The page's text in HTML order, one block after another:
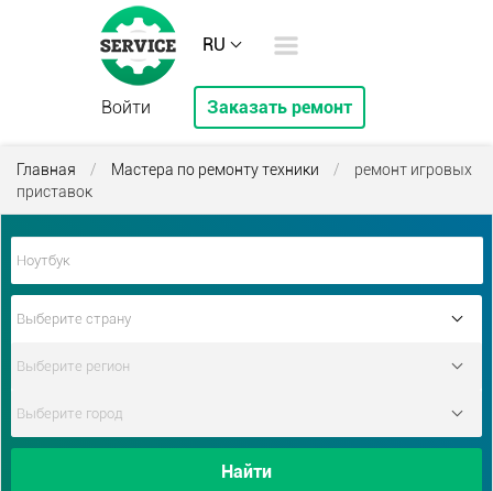
RU
Войти Заказать ремонт
Главная / Мастера по ремонту техники /
ремонт игровых
приставок
Найти